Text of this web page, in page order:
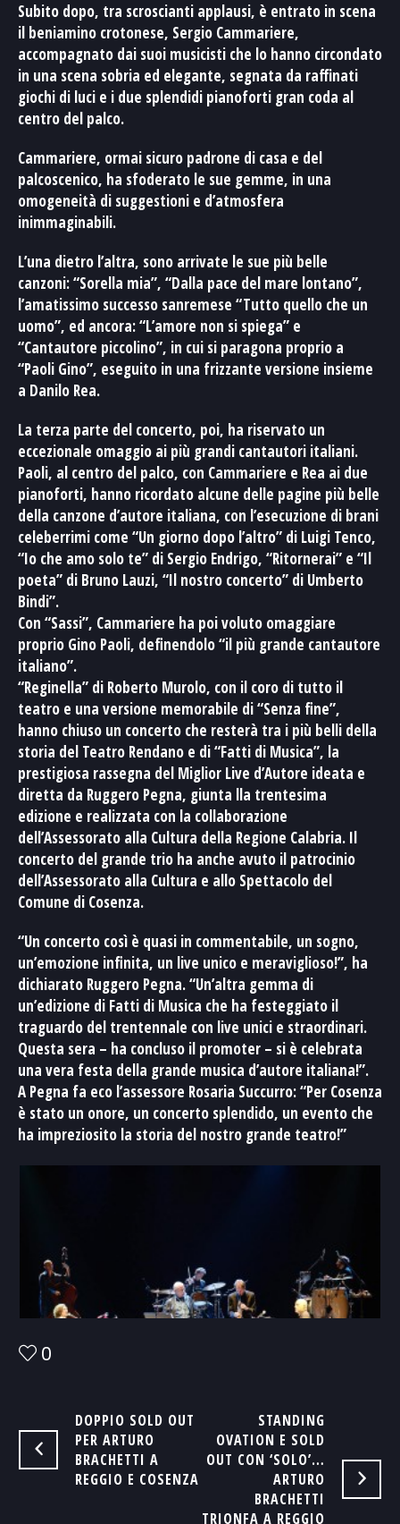
Subito dopo, tra scroscianti applausi, è entrato in scena
il beniamino crotonese, Sergio Cammariere,
accompagnato dai suoi musicisti che lo hanno circondato
in una scena sobria ed elegante, segnata da raffinati
giochi di luci e i due splendidi pianoforti gran coda al
centro del palco.
Cammariere, ormai sicuro padrone di casa e del
palcoscenico, ha sfoderato le sue gemme, in una
omogeneità di suggestioni e d’atmosfera
inimmaginabili.
L’una dietro l’altra, sono arrivate le sue più belle
canzoni: “Sorella mia”, “Dalla pace del mare lontano”,
l’amatissimo successo sanremese “Tutto quello che un
uomo”, ed ancora: “L’amore non si spiega” e
“Cantautore piccolino”, in cui si paragona proprio a
“Paoli Gino”, eseguito in una frizzante versione insieme
a Danilo Rea.
La terza parte del concerto, poi, ha riservato un
eccezionale omaggio ai più grandi cantautori italiani.
Paoli, al centro del palco, con Cammariere e Rea ai due
pianoforti, hanno ricordato alcune delle pagine più belle
della canzone d’autore italiana, con l’esecuzione di brani
celeberrimi come “Un giorno dopo l’altro” di Luigi Tenco,
“Io che amo solo te” di Sergio Endrigo, “Ritornerai” e “Il
poeta” di Bruno Lauzi, “Il nostro concerto” di Umberto
Bindi”.
Con “Sassi”, Cammariere ha poi voluto omaggiare
proprio Gino Paoli, definendolo “il più grande cantautore
italiano”.
“Reginella” di Roberto Murolo, con il coro di tutto il
teatro e una versione memorabile di “Senza fine”,
hanno chiuso un concerto che resterà tra i più belli della
storia del Teatro Rendano e di “Fatti di Musica”, la
prestigiosa rassegna del Miglior Live d’Autore ideata e
diretta da Ruggero Pegna, giunta lla trentesima
edizione e realizzata con la collaborazione
dell’Assessorato alla Cultura della Regione Calabria. Il
concerto del grande trio ha anche avuto il patrocinio
dell’Assessorato alla Cultura e allo Spettacolo del
Comune di Cosenza.
“Un concerto così è quasi in commentabile, un sogno,
un’emozione infinita, un live unico e meraviglioso!”, ha
dichiarato Ruggero Pegna. “Un’altra gemma di
un’edizione di Fatti di Musica che ha festeggiato il
traguardo del trentennale con live unici e straordinari.
Questa sera – ha concluso il promoter – si è celebrata
una vera festa della grande musica d’autore italiana!”.
A Pegna fa eco l’assessore Rosaria Succurro: “Per Cosenza
è stato un onore, un concerto splendido, un evento che
ha impreziosito la storia del nostro grande teatro!”
0
DOPPIO SOLD OUT
PER ARTURO
BRACHETTI A
REGGIO E COSENZA
STANDING
OVATION E SOLD
OUT CON ‘SOLO’…
ARTURO
BRACHETTI
TRIONFA A REGGIO